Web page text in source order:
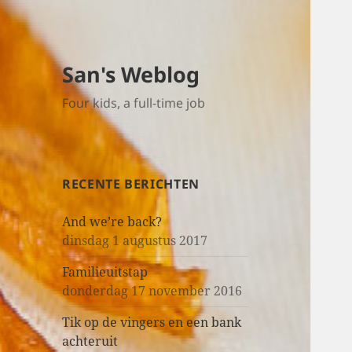
San's Weblog
Four kids, a full-time job
RECENTE BERICHTEN
And we’re back?
dinsdag 1 augustus 2017
Familieuitstap
donderdag 17 november 2016
Tik op de vingers en een bank
achteruit